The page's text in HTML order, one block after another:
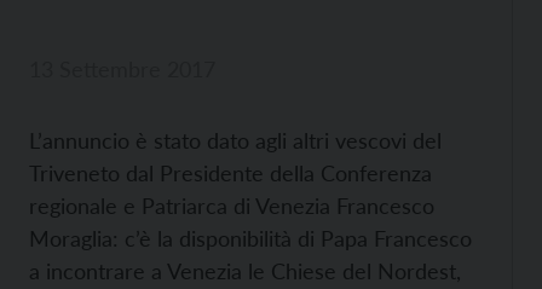
L’annuncio è stato dato agli altri vescovi del
Triveneto dal Presidente della Conferenza
regionale e Patriarca di Venezia Francesco
Moraglia: c’è la disponibilità di Papa Francesco
a incontrare a Venezia le Chiese del Nordest,